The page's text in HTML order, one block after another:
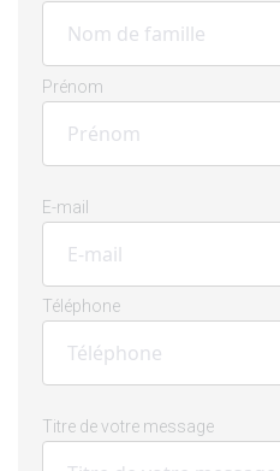
Prénom
E-mail
Téléphone
Titre de votre message